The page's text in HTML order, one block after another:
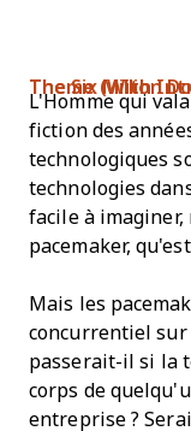
The Six Million Dollar Man Opening and
L'Homme qui
fiction des
technologiques
technologies
facile à imaginer,
pacemaker,
Mais les
concurrentiel sur
passerait-il si la
corps de
entreprise ?